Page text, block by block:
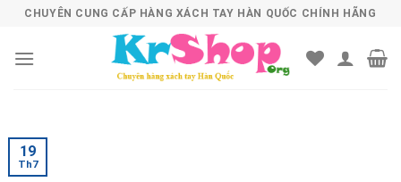
Skip
content
CHUYÊN CUNG CẤP HÀNG XÁCH TAY HÀN QUỐC CHÍNH HÃNG
19
Th7